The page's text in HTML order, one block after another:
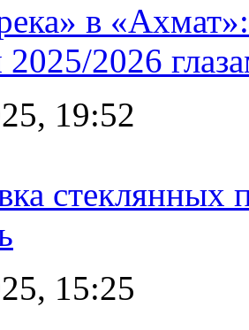
в
2025/2026
19:52
стеклянных
15:25